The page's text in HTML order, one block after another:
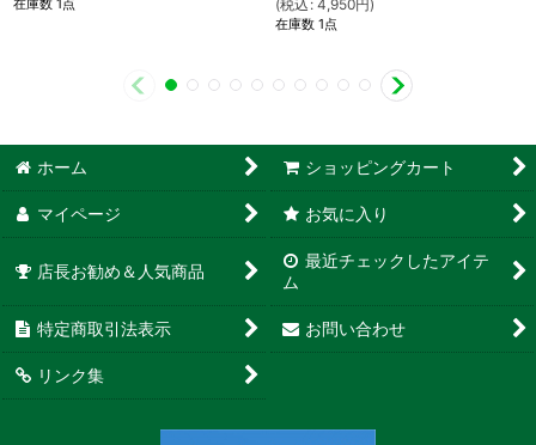
在庫数 1点
(税込 : 4,950円)
在庫数 1点
ホーム ショッピングカート
マイページ お気に入り
店長お勧め＆人気商品
最近チェックしたアイテ
ム
特定商取引法表示 お問い合わせ
リンク集